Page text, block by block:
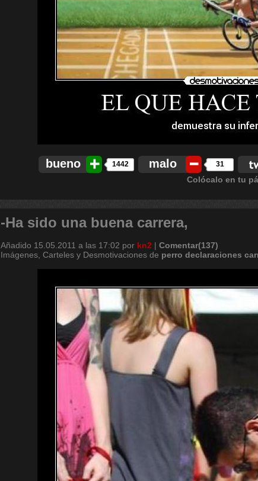
bueno 1442 malo 31
Colócalo en tu
-Ha sido una buena carrera,
Añadido 15.05.2011 a las 17:02 por kn2 | Comentar(137)
Imágenes, Carteles y Desmotivaciones de perro declaraciones